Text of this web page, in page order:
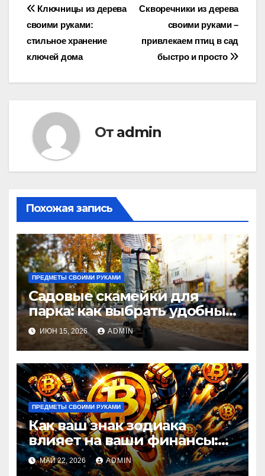
Навигация
по
записям
Скворечники из дерева
своими руками –
привлекаем птиц в сад
быстро и просто
Ключницы из дерева
своими руками:
стильное хранение
ключей дома
От admin
Похожая запись
ПРЕДМЕТЫ СВОИМИ РУКАМИ
Садовые скамейки для
парка: как выбрать удобные
и долговечные модели
Madmetal.ru
ИЮН 15, 2026 ADMIN
ПРЕДМЕТЫ СВОИМИ РУКАМИ
Как ваш знак зодиака
влияет на ваши финансы:
астрологический прогноз
по кошельку
МАЙ 22, 2026 ADMIN